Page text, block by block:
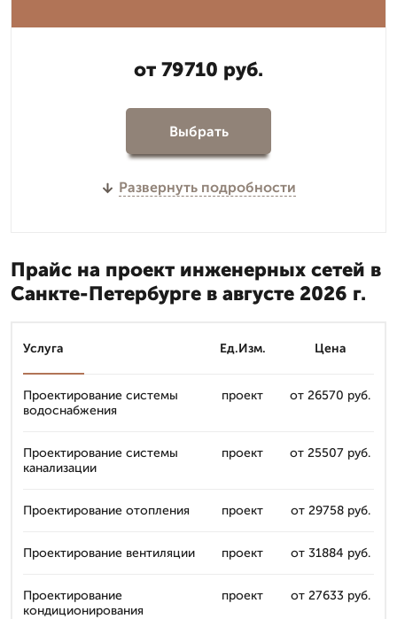
от 79710 руб.
Выбрать
Развернуть подробности
Прайс на проект инженерных сетей в
Санкте-Петербурге в августе 2026 г.
Услуга Ед.Изм. Цена
Проектирование системы
водоснабжения
проект от 26570 руб.
Проектирование системы
канализации
проект от 25507 руб.
Проектирование отопления проект от 29758 руб.
Проектирование вентиляции проект от 31884 руб.
Проектирование
кондиционирования
проект от 27633 руб.